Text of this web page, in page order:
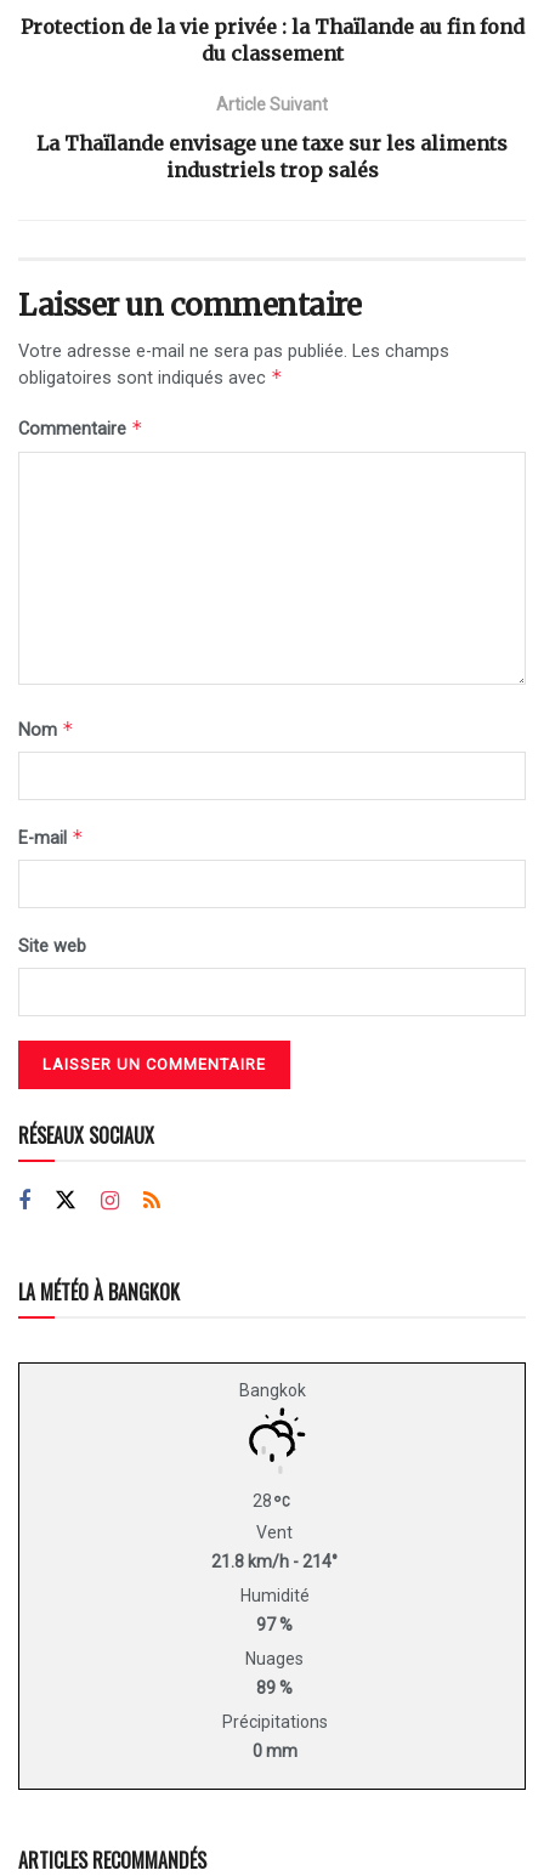
Protection de la vie privée : la Thaïlande au fin fond
du classement
Article Suivant
La Thaïlande envisage une taxe sur les aliments
industriels trop salés
Laisser un commentaire
Votre adresse e-mail ne sera pas publiée. Les champs
obligatoires sont indiqués avec *
Commentaire *
Nom *
E-mail *
Site web
RÉSEAUX SOCIAUX
LA MÉTÉO À BANGKOK
Bangkok
28
Vent
21.8 km/h - 214°
Humidité
97 %
Nuages
89 %
Précipitations
0 mm
ARTICLES RECOMMANDÉS